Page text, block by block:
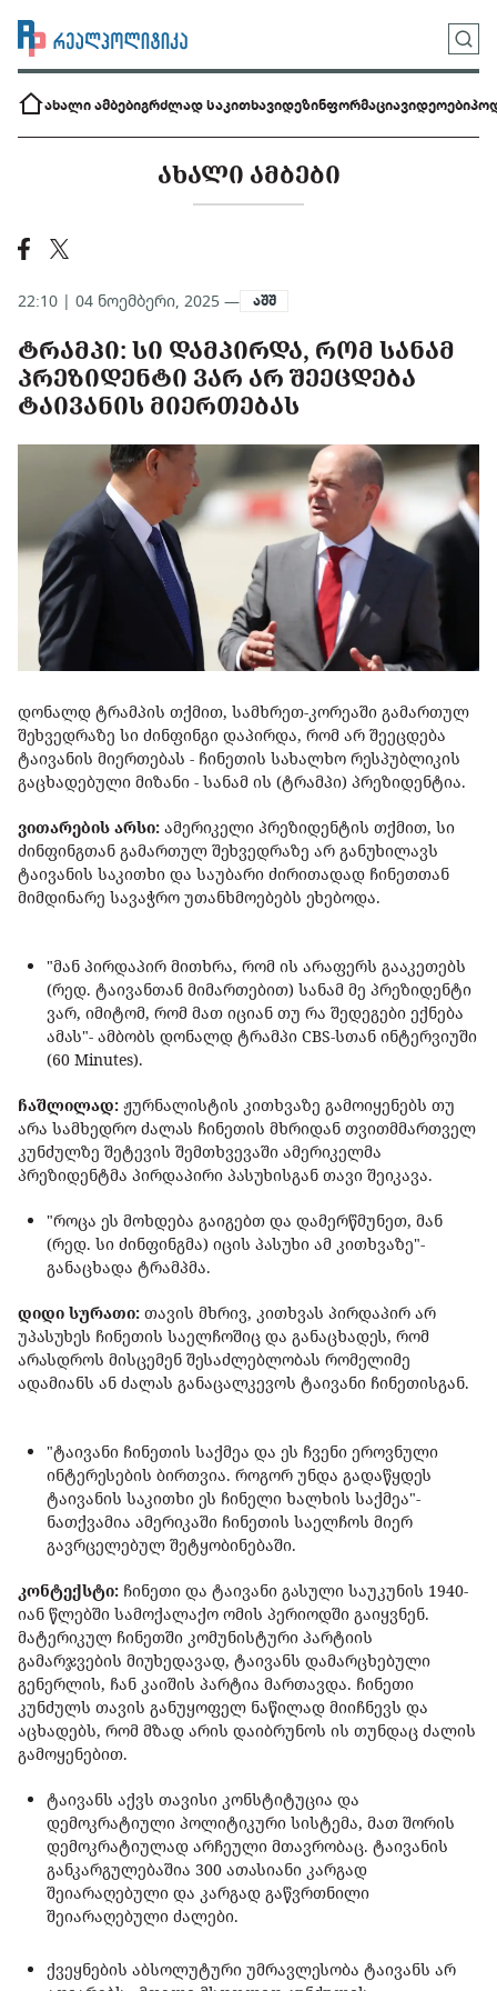
ახალი ამბებიგრძლად საკითხავიდეზინფორმაციავიდეოები
ᲐᲮᲐᲚᲘ ᲐᲛᲑᲔᲑᲘ
22:10 | 04 ნოემბერი, 2025 — აშშ
ᲢᲠᲐᲛᲞᲘ: ᲡᲘ ᲓᲐᲛᲞᲘᲠᲓᲐ, ᲠᲝᲛ ᲡᲐᲜᲐᲛ
ᲞᲠᲔᲖᲘᲓᲔᲜᲢᲘ ᲕᲐᲠ ᲐᲠ ᲨᲔᲔᲪᲓᲔᲑᲐ
ᲢᲐᲘᲕᲐᲜᲘᲡ ᲛᲘᲔᲠᲗᲔᲑᲐᲡ
დონალდ ტრამპის თქმით, სამხრეთ-კორეაში გამართულ
შეხვედრაზე სი ძინფინგი დაპირდა, რომ არ შეეცდება
ტაივანის მიერთებას - ჩინეთის სახალხო რესპუბლიკის
გაცხადებული მიზანი - სანამ ის (ტრამპი) პრეზიდენტია.
ვითარების არსი: ამერიკელი პრეზიდენტის თქმით, სი
ძინფინგთან გამართულ შეხვედრაზე არ განუხილავს
ტაივანის საკითხი და საუბარი ძირითადად ჩინეთთან
მიმდინარე სავაჭრო უთანხმოებებს ეხებოდა.
"მან პირდაპირ მითხრა, რომ ის არაფერს გააკეთებს
(რედ. ტაივანთან მიმართებით) სანამ მე პრეზიდენტი
ვარ, იმიტომ, რომ მათ იციან თუ რა შედეგები ექნება
ამას"- ამბობს დონალდ ტრამპი CBS-სთან ინტერვიუში
(60 Minutes).
ჩაშლილად: ჟურნალისტის კითხვაზე გამოიყენებს თუ
არა სამხედრო ძალას ჩინეთის მხრიდან თვითმმართველ
კუნძულზე შეტევის შემთხვევაში ამერიკელმა
პრეზიდენტმა პირდაპირი პასუხისგან თავი შეიკავა.
"როცა ეს მოხდება გაიგებთ და დამერწმუნეთ, მან
(რედ. სი ძინფინგმა) იცის პასუხი ამ კითხვაზე"-
განაცხადა ტრამპმა.
დიდი სურათი: თავის მხრივ, კითხვას პირდაპირ არ
უპასუხეს ჩინეთის საელჩოშიც და განაცხადეს, რომ
არასდროს მისცემენ შესაძლებლობას რომელიმე
ადამიანს ან ძალას განაცალკევოს ტაივანი ჩინეთისგან.
"ტაივანი ჩინეთის საქმეა და ეს ჩვენი ეროვნული
ინტერესების ბირთვია. როგორ უნდა გადაწყდეს
ტაივანის საკითხი ეს ჩინელი ხალხის საქმეა"-
ნათქვამია ამერიკაში ჩინეთის საელჩოს მიერ
გავრცელებულ შეტყობინებაში.
კონტექსტი: ჩინეთი და ტაივანი გასული საუკუნის 1940-
იან წლებში სამოქალაქო ომის პერიოდში გაიყვნენ.
მატერიკულ ჩინეთში კომუნისტური პარტიის
გამარჯვების მიუხედავად, ტაივანს დამარცხებული
გენერლის, ჩან კაიშის პარტია მართავდა. ჩინეთი
კუნძულს თავის განუყოფელ ნაწილად მიიჩნევს და
აცხადებს, რომ მზად არის დაიბრუნოს ის თუნდაც ძალის
გამოყენებით.
ტაივანს აქვს თავისი კონსტიტუცია და
დემოკრატიული პოლიტიკური სისტემა, მათ შორის
დემოკრატიულად არჩეული მთავრობაც. ტაივანის
განკარგულებაშია 300 ათასიანი კარგად
შეიარაღებული და კარგად გაწვრთნილი
შეიარაღებული ძალები.
ქვეყნების აბსოლუტური უმრავლესობა ტაივანს არ